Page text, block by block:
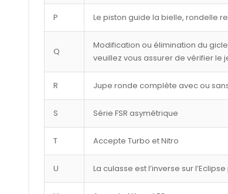
P Le piston guide la bielle, rondelle
Q
Modification ou élimination du
veuillez vous assurer de vérifier
R Jupe ronde complète avec ou
S Série FSR asymétrique
T Accepte Turbo et Nitro
U La culasse est l’inverse sur